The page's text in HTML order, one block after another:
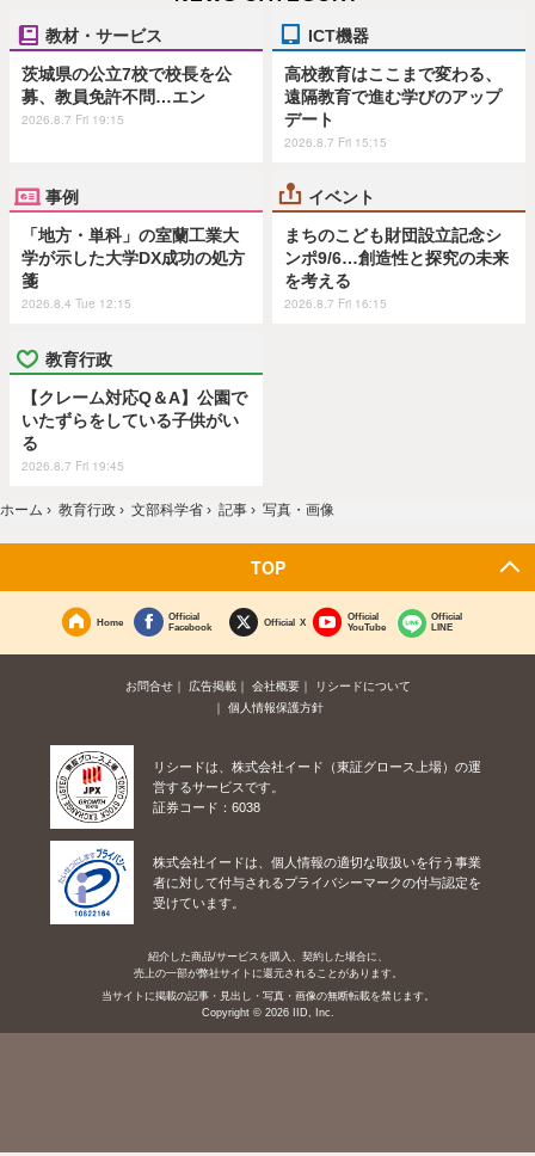
教材・サービス
茨城県の公立7校で校長を公
募、教員免許不問…エン
2026.8.7 Fri 19:15
ICT機器
高校教育はここまで変わる、
遠隔教育で進む学びのアップ
デート
2026.8.7 Fri 15:15
事例
「地方・単科」の室蘭工業大
学が示した大学DX成功の処方
箋
2026.8.4 Tue 12:15
イベント
まちのこども財団設立記念シ
ンポ9/6…創造性と探究の未来
を考える
2026.8.7 Fri 16:15
教育行政
【クレーム対応Q＆A】公園で
いたずらをしている子供がい
る
2026.8.7 Fri 19:45
ホーム › 教育行政 › 文部科学省 › 記事 › 写真・画像
TOP
Home
Official
Facebook
Official X
Official
YouTube
Official
LINE
お問合せ 広告掲載 会社概要
リシードについて
個人情報保護方針
リシードは、株式会社イード（東証グロース上場）の運
営するサービスです。
証券コード：6038
株式会社イードは、個人情報の適切な取扱いを行う事業
者に対して付与されるプライバシーマークの付与認定を
受けています。
紹介した商品/サービスを購入、契約した場合に、
売上の一部が弊社サイトに還元されることがあります。
当サイトに掲載の記事・見出し・写真・画像の無断転載を禁じます。
Copyright © 2026 IID, Inc.